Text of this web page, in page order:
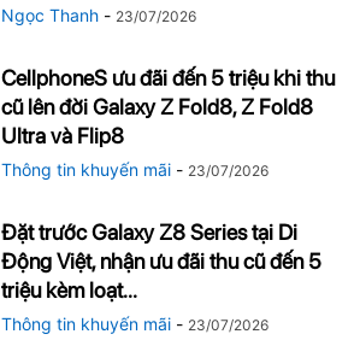
Ngọc Thanh - 23/07/2026
CellphoneS ưu đãi đến 5 triệu khi thu
cũ lên đời Galaxy Z Fold8, Z Fold8
Ultra và Flip8
Thông tin khuyến mãi - 23/07/2026
Đặt trước Galaxy Z8 Series tại Di
Động Việt, nhận ưu đãi thu cũ đến 5
triệu kèm loạt...
Thông tin khuyến mãi - 23/07/2026